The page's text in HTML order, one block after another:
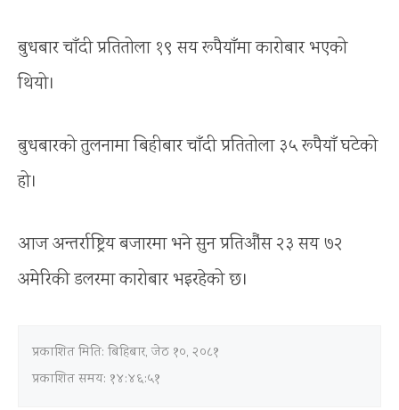
बुधबार चाँदी प्रतितोला १९ सय रूपैयाँमा कारोबार भएको
थियो।
बुधबारको तुलनामा बिहीबार चाँदी प्रतितोला ३५ रूपैयाँ घटेको
हो।
आज अन्तर्राष्ट्रिय बजारमा भने सुन प्रतिऔंस २३ सय ७२
अमेरिकी डलरमा कारोबार भइरहेको छ।
प्रकाशित मिति: बिहिबार, जेठ १०, २०८१
प्रकाशित समय: १४:४६:५१